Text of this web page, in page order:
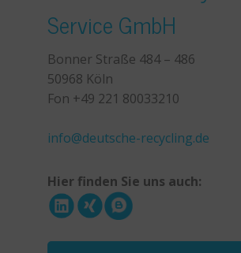
Service GmbH
Bonner Straße 484 – 486
50968 Köln
Fon +49 221 80033210
info@deutsche-recycling.de
Hier finden Sie uns auch: